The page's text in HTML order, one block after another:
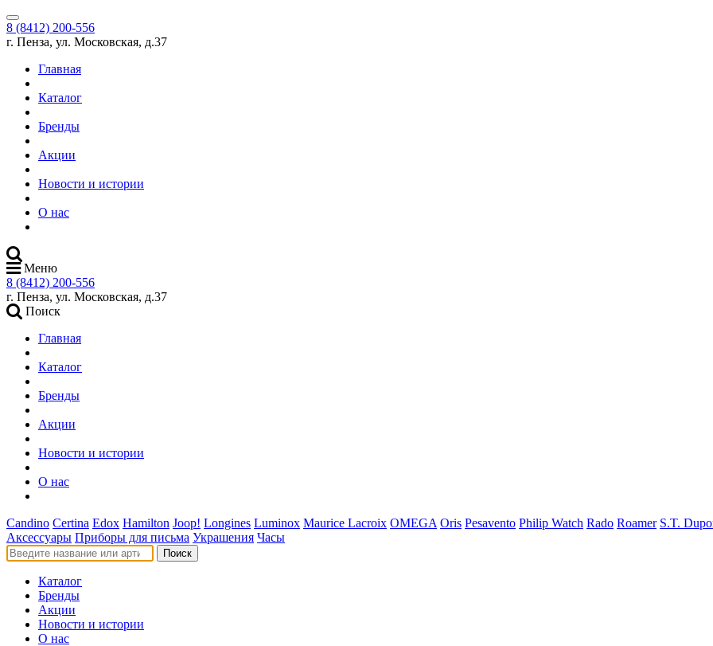
8 (8412) 200-556
г. Пенза, ул. Московская, д.37
Главная
Каталог
Бренды
Акции
Новости и истории
О нас
Меню
8 (8412) 200-556
г. Пенза, ул. Московская, д.37
Поиск
Главная
Каталог
Бренды
Акции
Новости и истории
О нас
Candino Certina Edox Hamilton Joop! Longines Luminox Maurice Lacroix OMEGA Oris Pesavento Philip Watch Rado Roamer S.T.
Аксессуары Приборы для письма Украшения Часы
Поиск
Каталог
Бренды
Акции
Новости и истории
О нас